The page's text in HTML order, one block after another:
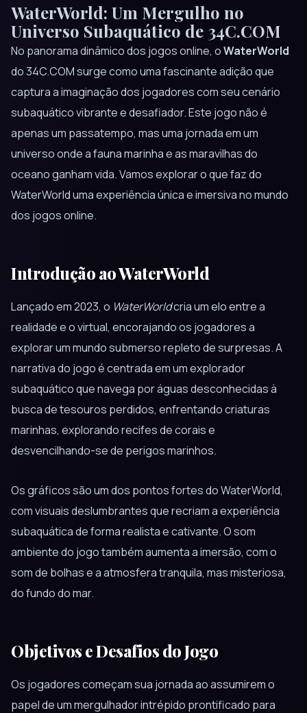
WaterWorld: Um Mergulho no
Universo Subaquático de 34C.COM
No panorama dinâmico dos jogos online, oWaterWorld
do 34C.COM surge como uma fascinante adição que
captura a imaginação dos jogadores com seu cenário
subaquático vibrante e desafiador. Este jogo não é
apenas um passatempo, mas uma jornada em um
universo onde a fauna marinha e as maravilhas do
oceano ganham vida. Vamos explorar o que faz do
WaterWorld uma experiência única e imersiva no mundo
dos jogos online.
Introdução ao WaterWorld
Lançado em 2023, o WaterWorldcria um elo entre a
realidade e o virtual, encorajando os jogadores a
explorar um mundo submerso repleto de surpresas. A
narrativa do jogo é centrada em um explorador
subaquático que navega por águas desconhecidas à
busca de tesouros perdidos, enfrentando criaturas
marinhas, explorando recifes de corais e
desvencilhando-se de perigos marinhos.
Os gráficos são um dos pontos fortes do WaterWorld,
com visuais deslumbrantes que recriam a experiência
subaquática de forma realista e cativante. O som
ambiente do jogo também aumenta a imersão, com o
som de bolhas e a atmosfera tranquila, mas misteriosa,
do fundo do mar.
Objetivos e Desafios do Jogo
Os jogadores começam sua jornada ao assumirem o
papel de um mergulhador intrépido prontificado para